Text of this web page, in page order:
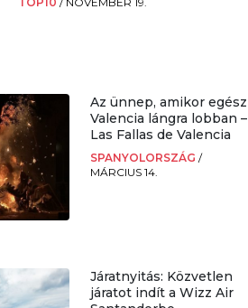
Az ünnep, amikor egész
Valencia lángra lobban –
Las Fallas de Valencia
SPANYOLORSZÁG /
MÁRCIUS 14.
Járatnyitás: Közvetlen
járatot indít a Wizz Air